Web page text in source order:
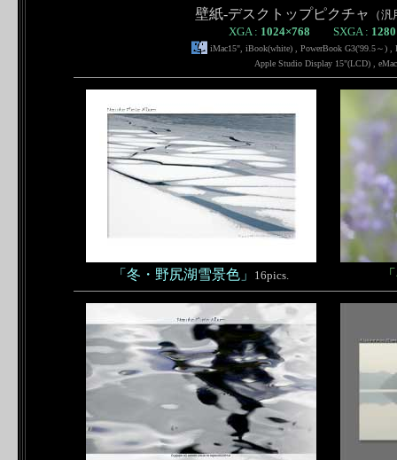
壁紙-デスクトップピクチャ （
XGA : 1024×768 SXGA :
iMac15", iBook(white) , PowerBook G3('99.5～) ,
Apple Studio Display 15"(LCD) ,
「冬・野尻湖雪景色」 16pics.